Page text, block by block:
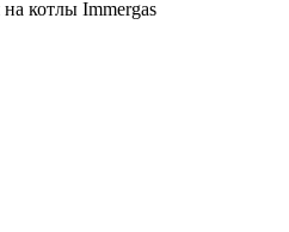
на котлы Immergas